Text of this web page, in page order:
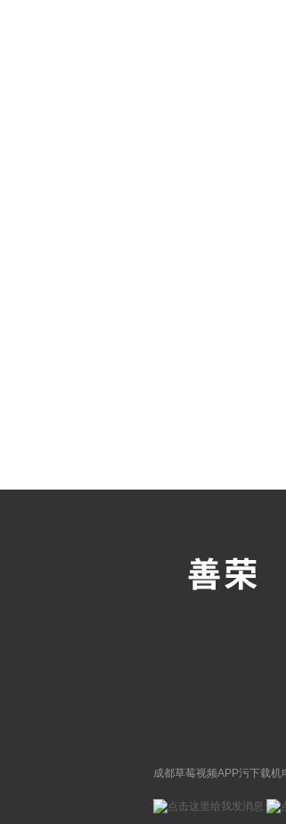
成都草莓视频APP污下载